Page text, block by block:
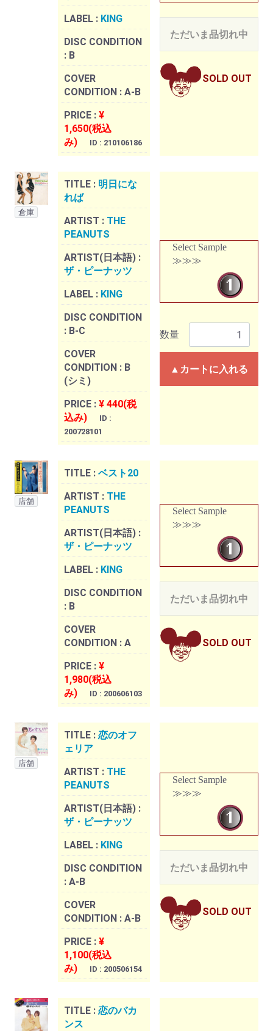
LABEL : KING
DISC CONDITION
: B
COVER
CONDITION : A-B
PRICE : ¥
1,650(税込
み)
ID : 210106186
ただいま品切れ中
SOLD OUT
倉庫
TITLE : 明日にな
れば
ARTIST : THE
PEANUTS
ARTIST(日本語) :
ザ・ピーナッツ
LABEL : KING
DISC CONDITION
: B-C
COVER
CONDITION : B
(シミ)
PRICE : ¥ 440(税
込み)
ID :
200728101
Select Sample
≫≫≫
数量
▲カートに入れる
店舗
TITLE : ベスト20
ARTIST : THE
PEANUTS
ARTIST(日本語) :
ザ・ピーナッツ
LABEL : KING
DISC CONDITION
: B
COVER
CONDITION : A
PRICE : ¥
1,980(税込
み)
ID : 200606103
Select Sample
≫≫≫
ただいま品切れ中
SOLD OUT
店舗
TITLE : 恋のオフ
ェリア
ARTIST : THE
PEANUTS
ARTIST(日本語) :
ザ・ピーナッツ
LABEL : KING
DISC CONDITION
: A-B
COVER
CONDITION : A-B
PRICE : ¥
1,100(税込
み)
ID : 200506154
Select Sample
≫≫≫
ただいま品切れ中
SOLD OUT
TITLE : 恋のバカ
ンス